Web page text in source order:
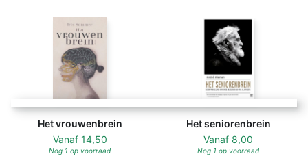
Het vrouwenbrein
Vanaf 14,50
Nog 1 op voorraad
Het seniorenbrein
Vanaf 8,00
Nog 1 op voorraad